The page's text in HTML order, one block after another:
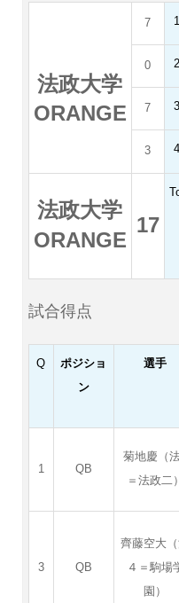
法政大学
ORANGE
7
0
7
3
法政大学
ORANGE
17
試合得点
Q
ポジショ
ン
選手
1 QB
菊地慶（
＝法政二）
3 QB
齊藤空大
４＝駒場
園）